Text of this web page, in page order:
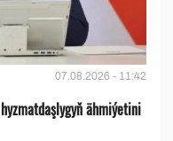
07.08.2026 - 11:42
ähmiýetini